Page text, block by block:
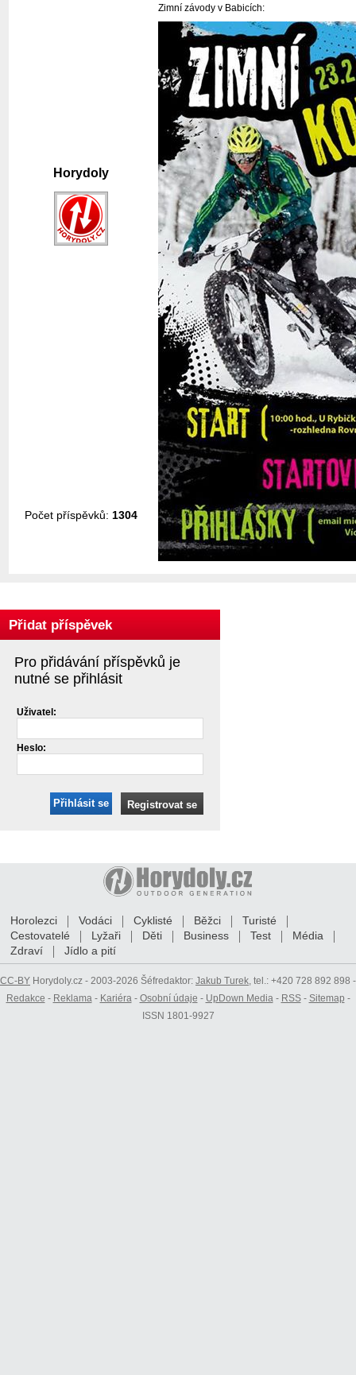
Horydoly
Zimní závody v Babicích:
Počet příspěvků: 1304
Přidat příspěvek
Pro přidávání příspěvků je
nutné se přihlásit
Uživatel:
Heslo:
Přihlásit se Registrovat se
Horolezci Vodáci Cyklisté Běžci
Turisté
Cestovatelé
Lyžaři Děti Business Test
Média
Zdraví
Jídlo a pití
CC-BY Horydoly.cz - 2003-2026 Šéfredaktor: Jakub Turek, tel.: +420 728 892 898 -
Redakce - Reklama- Kariéra- Osobní údaje - UpDown Media- RSS- Sitemap -
ISSN 1801-9927